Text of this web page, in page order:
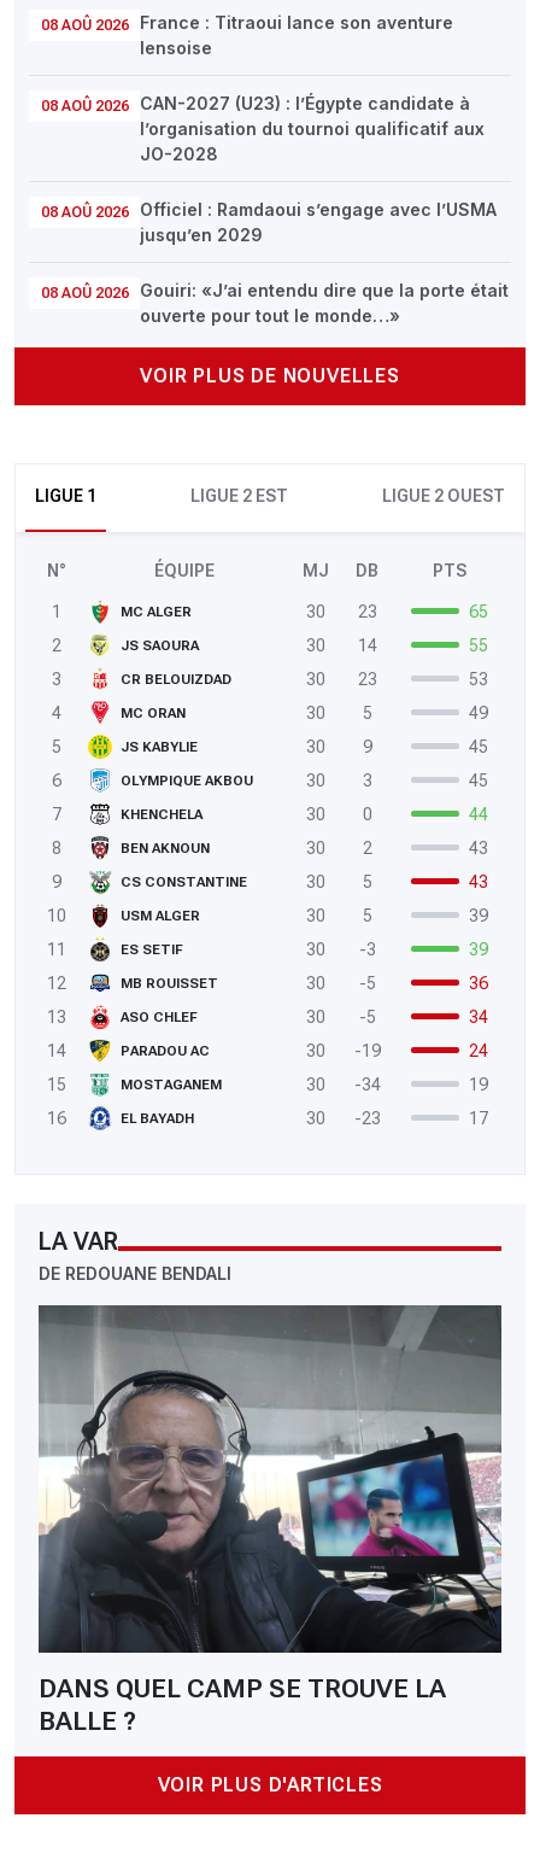
08 AOÛ 2026
France : Titraoui lance son aventure
lensoise
08 AOÛ 2026
CAN-2027 (U23) : l’Égypte candidate à
l’organisation du tournoi qualificatif aux
JO-2028
08 AOÛ 2026
Officiel : Ramdaoui s’engage avec l’USMA
jusqu’en 2029
08 AOÛ 2026
Gouiri: «J’ai entendu dire que la porte était
ouverte pour tout le monde…»
VOIR PLUS DE NOUVELLES
LIGUE 1 LIGUE 2 EST LIGUE 2 OUEST
N° ÉQUIPE MJ DB PTS
1 MC ALGER 30 23
65
2
JS SAOURA 30 14
55
3
CR BELOUIZDAD 30 23
53
4
MC ORAN 30 5
49
5
JS KABYLIE 30 9
45
6
OLYMPIQUE AKBOU 30 3
45
7
KHENCHELA 30 0
44
8
BEN AKNOUN 30 2
43
9
CS CONSTANTINE 30 5
43
10
USM ALGER 30 5
39
11
ES SETIF 30 -3
39
12
MB ROUISSET 30 -5
36
13
ASO CHLEF 30 -5
34
14
PARADOU AC 30 -19
24
15
MOSTAGANEM 30 -34
19
16
EL BAYADH 30 -23 17
LA VAR
DE REDOUANE BENDALI
DANS QUEL CAMP SE TROUVE LA
BALLE ?
VOIR PLUS D'ARTICLES